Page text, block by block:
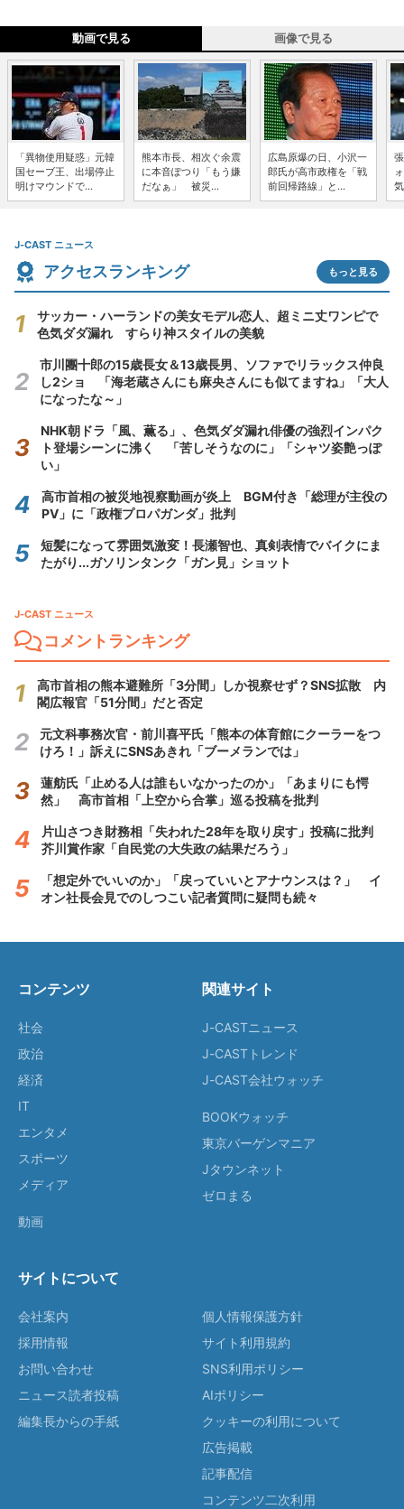
動画で見る 画像で見る
「異物使用疑惑」元韓
国セーブ王、出場停止
明けマウンドで...
熊本市長、相次ぐ余震
に本音ぽつり「もう嫌
だなぁ」 被災...
広島原爆の日、小沢一
郎氏が高市政権を「戦
前回帰路線」と...
J-CAST ニュース
アクセスランキング もっと見る
サッカー・ハーランドの美女モデル恋人、超ミニ丈ワンピで
色気ダダ漏れ すらり神スタイルの美貌
市川團十郎の15歳長女＆13歳長男、ソファでリラックス仲良
し2ショ 「海老蔵さんにも麻央さんにも似てますね」「大人
になったな～」
NHK朝ドラ「風、薫る」、色気ダダ漏れ俳優の強烈インパク
ト登場シーンに沸く 「苦しそうなのに」「シャツ姿艶っぽ
い」
高市首相の被災地視察動画が炎上 BGM付き「総理が主役の
PV」に「政権プロパガンダ」批判
短髪になって雰囲気激変！長瀬智也、真剣表情でバイクにま
たがり...ガソリンタンク「ガン見」ショット
J-CAST ニュース
コメントランキング
高市首相の熊本避難所「3分間」しか視察せず？SNS拡散 内
閣広報官「51分間」だと否定
元文科事務次官・前川喜平氏「熊本の体育館にクーラーをつ
けろ！」訴えにSNSあきれ「ブーメランでは」
蓮舫氏「止める人は誰もいなかったのか」「あまりにも愕
然」 高市首相「上空から合掌」巡る投稿を批判
片山さつき財務相「失われた28年を取り戻す」投稿に批判
芥川賞作家「自民党の大失政の結果だろう」
「想定外でいいのか」「戻っていいとアナウンスは？」 イ
オン社長会見でのしつこい記者質問に疑問も続々
コンテンツ
社会
政治
経済
IT
エンタメ
スポーツ
メディア
動画
関連サイト
J-CASTニュース
J-CASTトレンド
J-CAST会社ウォッチ
BOOKウォッチ
東京バーゲンマニア
Jタウンネット
ゼロまる
サイトについて
会社案内
採用情報
お問い合わせ
ニュース読者投稿
編集長からの手紙
個人情報保護方針
サイト利用規約
SNS利用ポリシー
AIポリシー
クッキーの利用について
広告掲載
記事配信
コンテンツ二次利用